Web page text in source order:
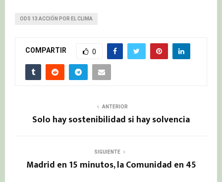
ODS 13 ACCIÓN POR EL CLIMA
COMPARTIR 0
ANTERIOR
Solo hay sostenibilidad si hay solvencia
SIGUIENTE
Madrid en 15 minutos, la Comunidad en 45